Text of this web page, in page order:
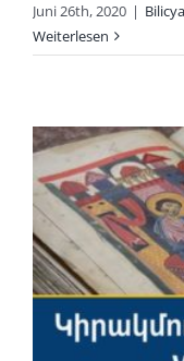
Juni 26th, 2020 |
Weiterlesen